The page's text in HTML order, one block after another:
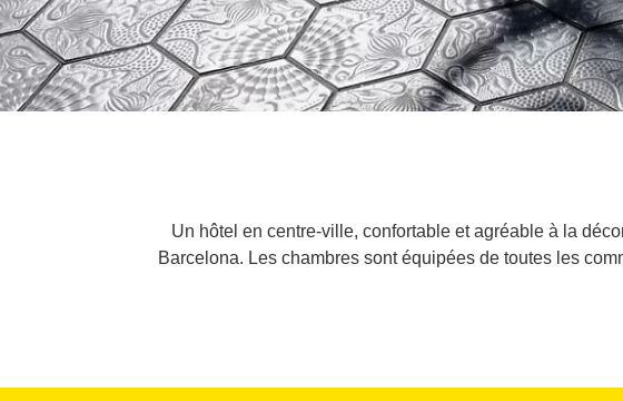
Un hôtel en centre-ville, confortable et agréable à la
Barcelona. Les chambres sont équipées de toutes les